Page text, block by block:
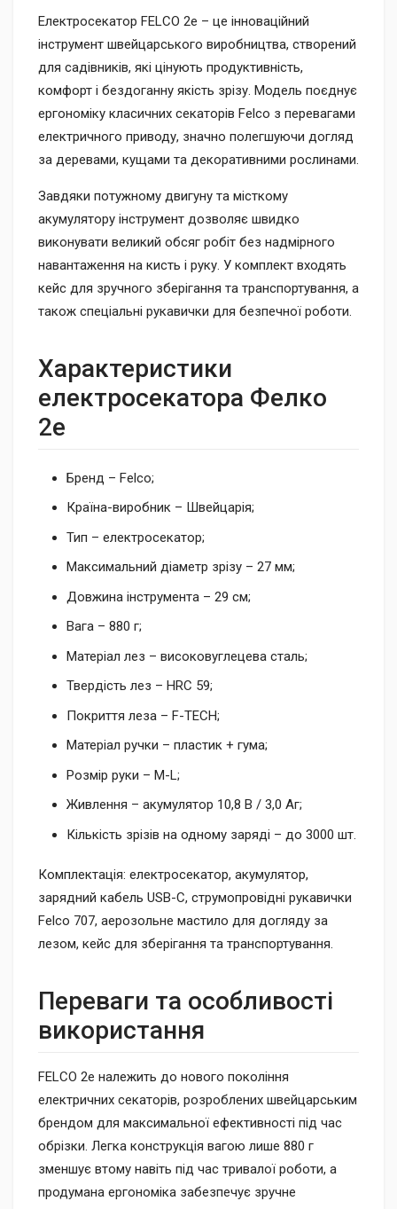
Електросекатор FELCO 2e – це інноваційний
інструмент швейцарського виробництва, створений
для садівників, які цінують продуктивність,
комфорт і бездоганну якість зрізу. Модель поєднує
ергономіку класичних секаторів Felco з перевагами
електричного приводу, значно полегшуючи догляд
за деревами, кущами та декоративними рослинами.
Завдяки потужному двигуну та місткому
акумулятору інструмент дозволяє швидко
виконувати великий обсяг робіт без надмірного
навантаження на кисть і руку. У комплект входять
кейс для зручного зберігання та транспортування, а
також спеціальні рукавички для безпечної роботи.
Характеристики
електросекатора Фелко
2e
Бренд – Felco;
Країна-виробник – Швейцарія;
Тип – електросекатор;
Максимальний діаметр зрізу – 27 мм;
Довжина інструмента – 29 см;
Вага – 880 г;
Матеріал лез – високовуглецева сталь;
Твердість лез – HRC 59;
Покриття леза – F-TECH;
Матеріал ручки – пластик + гума;
Розмір руки – M-L;
Живлення – акумулятор 10,8 В / 3,0 Аг;
Кількість зрізів на одному заряді – до 3000 шт.
Комплектація: електросекатор, акумулятор,
зарядний кабель USB-C, струмопровідні рукавички
Felco 707, аерозольне мастило для догляду за
лезом, кейс для зберігання та транспортування.
Переваги та особливості
використання
FELCO 2e належить до нового покоління
електричних секаторів, розроблених швейцарським
брендом для максимальної ефективності під час
обрізки. Легка конструкція вагою лише 880 г
зменшує втому навіть під час тривалої роботи, а
продумана ергономіка забезпечує зручне